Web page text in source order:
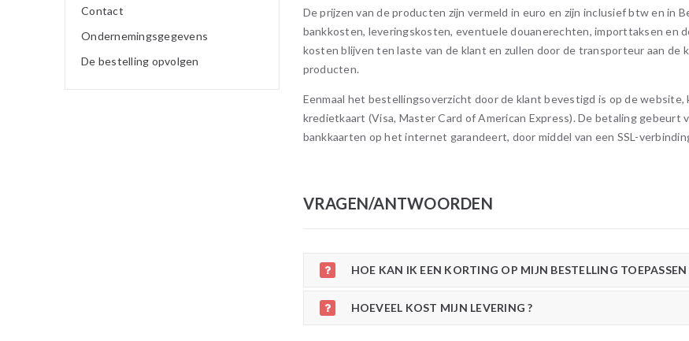
Contact
Ondernemingsgegevens
De bestelling opvolgen
De prijzen van de producten zijn vermeld in euro en zijn inclusief btw en in
bankkosten, leveringskosten, eventuele douanerechten, importtaksen en
kosten blijven ten laste van de klant en zullen door de transporteur aan
producten.
Eenmaal het bestellingsoverzicht door de klant bevestigd is op de
kredietkaart (Visa, Master Card of American Express). De betaling
bankkaarten op het internet garandeert, door middel van een SSL-
VRAGEN/ANTWOORDEN
HOE KAN IK EEN KORTING OP MIJN BESTELLING TOEPASSEN
HOEVEEL KOST MIJN LEVERING ?